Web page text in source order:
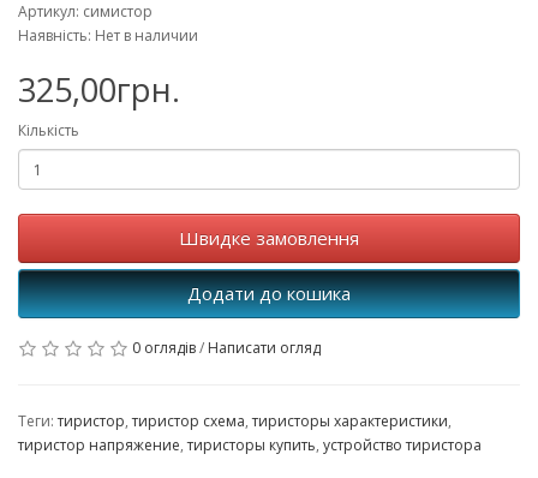
Артикул: симистор
Наявність: Нет в наличии
325,00грн.
Кількість
Швидке замовлення
Додати до кошика
0 оглядів/ Написати огляд
Теги:тиристор,тиристор схема,тиристоры характеристики,
тиристор напряжение,тиристоры купить, устройство тиристора